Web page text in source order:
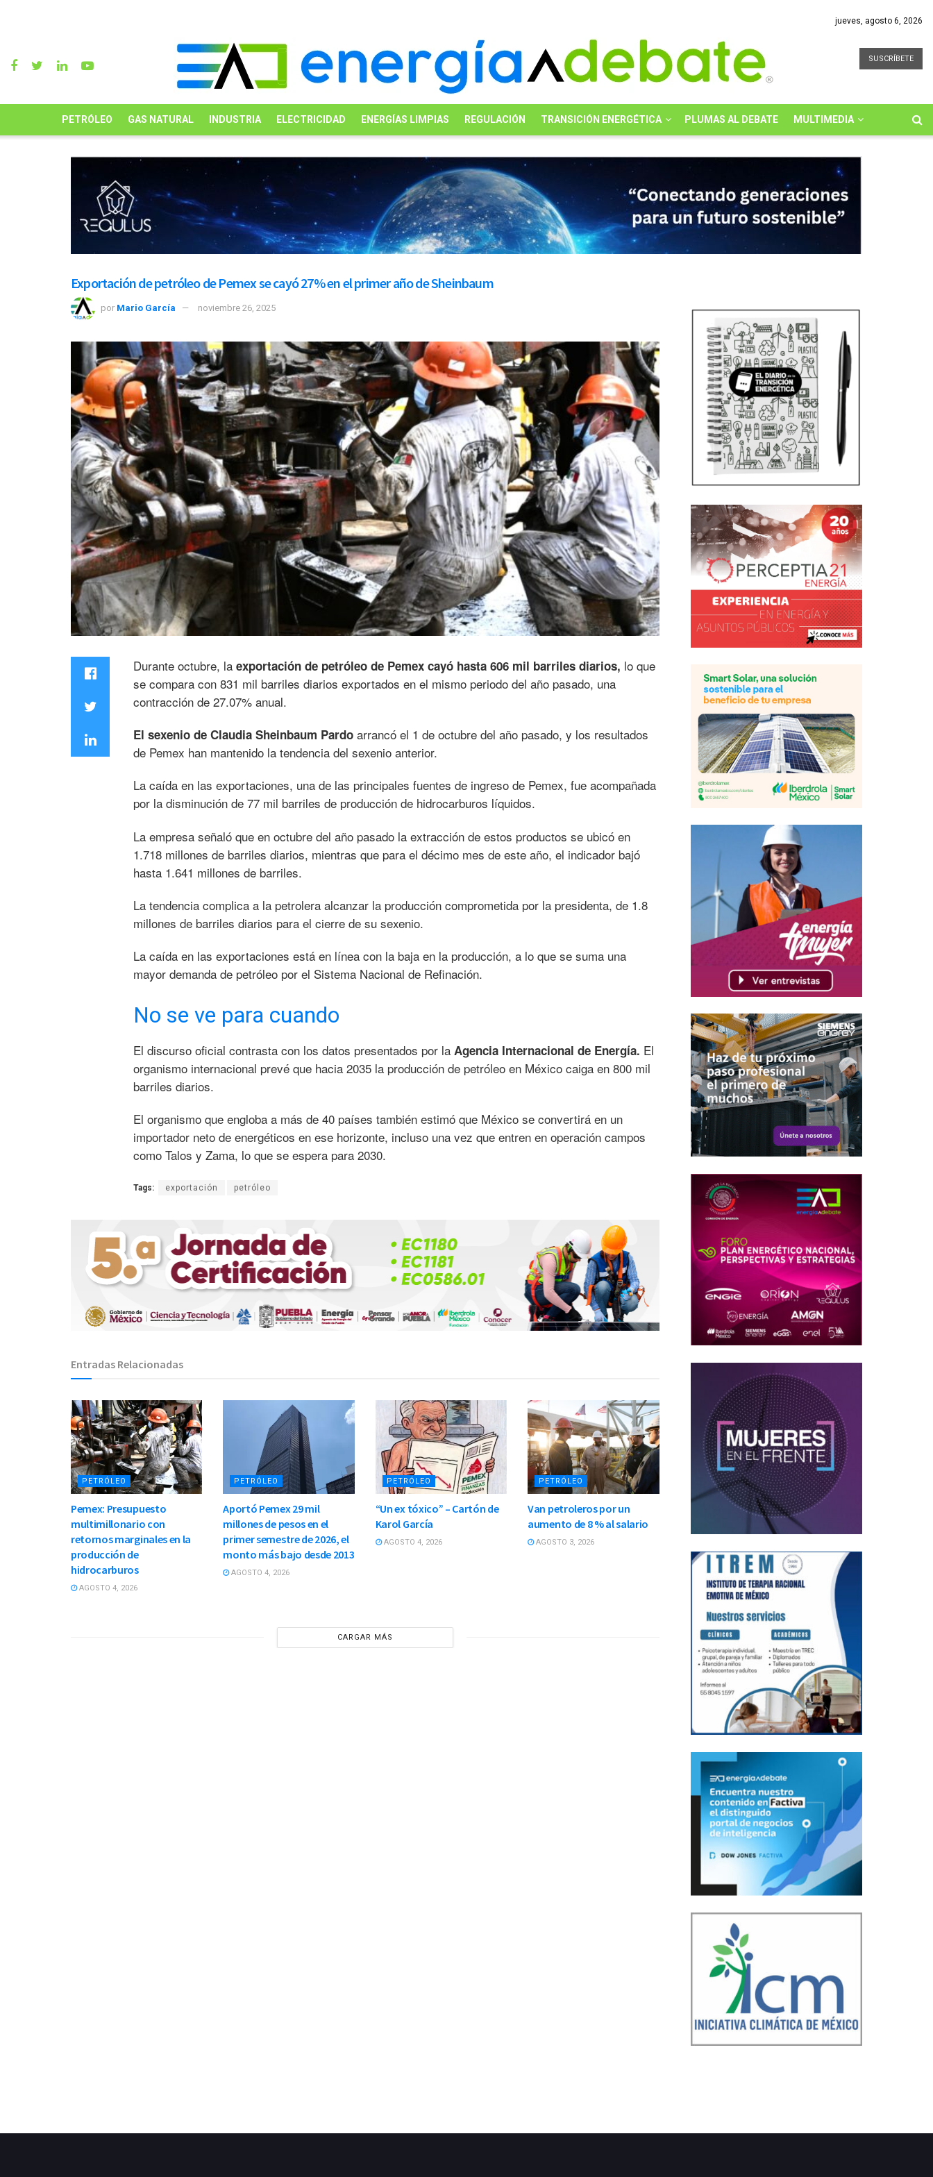
jueves, agosto 6, 2026
SUSCRÍBETE
PETRÓLEO GAS NATURAL INDUSTRIA ELECTRICIDAD ENERGÍAS LIMPIAS REGULACIÓN TRANSICIÓN ENERGÉTICA PLUMAS AL DEBATE MULTIMEDIA
Exportación de petróleo de Pemex se cayó 27% en el primer año de Sheinbaum
por Mario García noviembre 26, 2025
Durante octubre, la exportación de petróleo de Pemex cayó hasta 606 mil barriles diarios, lo que
se compara con 831 mil barriles diarios exportados en el mismo periodo del año pasado, una
contracción de 27.07% anual.
El sexenio de Claudia Sheinbaum Pardo arrancó el 1 de octubre del año pasado, y los resultados
de Pemex han mantenido la tendencia del sexenio anterior.
La caída en las exportaciones, una de las principales fuentes de ingreso de Pemex, fue acompañada
por la disminución de 77 mil barriles de producción de hidrocarburos líquidos.
La empresa señaló que en octubre del año pasado la extracción de estos productos se ubicó en
1.718 millones de barriles diarios, mientras que para el décimo mes de este año, el indicador bajó
hasta 1.641 millones de barriles.
La tendencia complica a la petrolera alcanzar la producción comprometida por la presidenta, de 1.8
millones de barriles diarios para el cierre de su sexenio.
La caída en las exportaciones está en línea con la baja en la producción, a lo que se suma una
mayor demanda de petróleo por el Sistema Nacional de Refinación.
No se ve para cuando
El discurso oficial contrasta con los datos presentados por la Agencia Internacional de Energía. El
organismo internacional prevé que hacia 2035 la producción de petróleo en México caiga en 800 mil
barriles diarios.
El organismo que engloba a más de 40 países también estimó que México se convertirá en un
importador neto de energéticos en ese horizonte, incluso una vez que entren en operación campos
como Talos y Zama, lo que se espera para 2030.
Tags: exportación petróleo
Entradas Relacionadas
PETRÓLEO
Pemex: Presupuesto
multimillonario con
retornos marginales en la
producción de
hidrocarburos
AGOSTO 4, 2026
PETRÓLEO
Aportó Pemex 29 mil
millones de pesos en el
primer semestre de 2026, el
monto más bajo desde 2013
AGOSTO 4, 2026
PETRÓLEO
“Un ex tóxico” – Cartón de
Karol García
AGOSTO 4, 2026
PETRÓLEO
Van petroleros por un
aumento de 8 % al salario
AGOSTO 3, 2026
CARGAR MÁS